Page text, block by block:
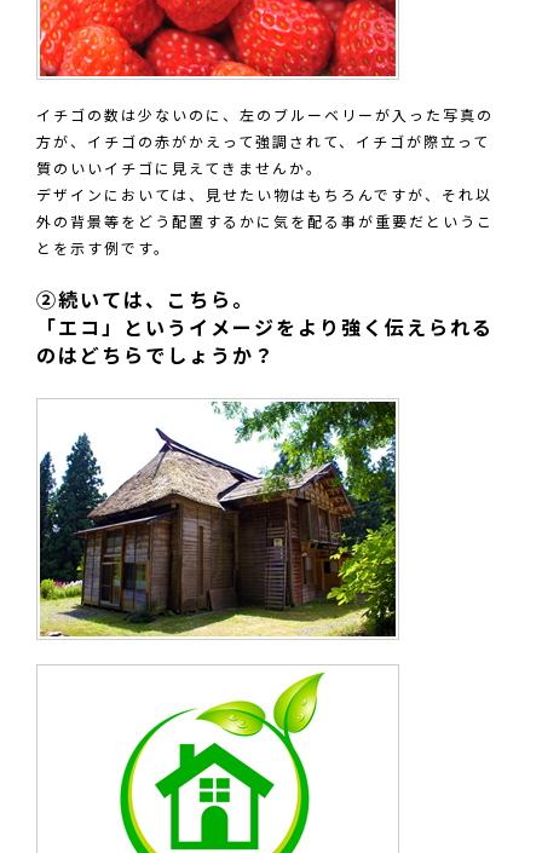
イチゴの数は少ないのに、左のブルーベリーが入った写真の
方が、イチゴの赤がかえって強調されて、イチゴが際立って
質のいいイチゴに見えてきませんか。
デザインにおいては、見せたい物はもちろんですが、それ以
外の背景等をどう配置するかに気を配る事が重要だというこ
とを示す例です。
②続いては、こちら。
「エコ」というイメージをより強く伝えられる
のはどちらでしょうか？